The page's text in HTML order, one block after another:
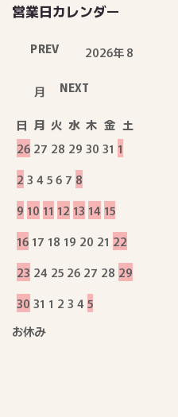
営業日カレンダー
PREV 2026年 8
月 NEXT
日 月 火 水 木 金 土
26 27 28 29 30 31 1
2 3 4 56 7 8
9 10 11 12 13 14 15
16 17 18 19 20 21 22
23 24 25 26 27 28 29
30 31 1 2 3 4 5
お休み